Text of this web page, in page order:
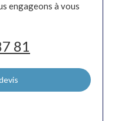
engageons à vous
81